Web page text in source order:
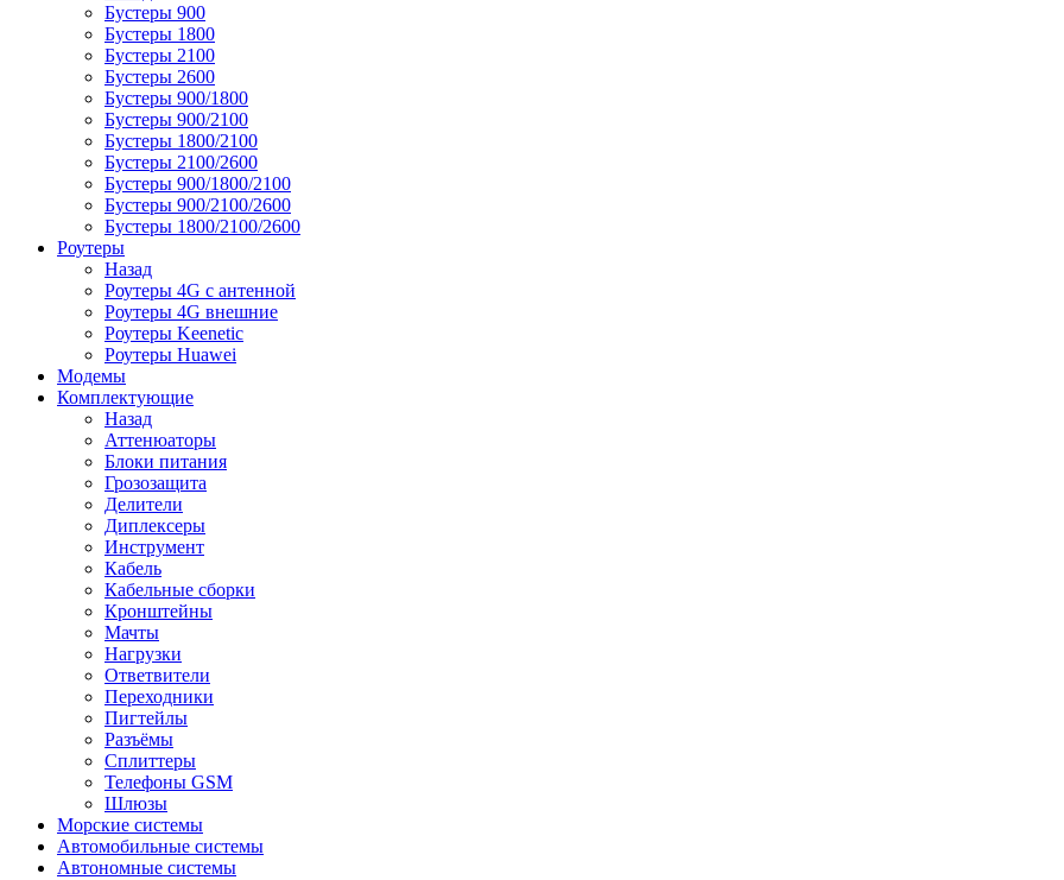
Бустеры 900
Бустеры 1800
Бустеры 2100
Бустеры 2600
Бустеры 900/1800
Бустеры 900/2100
Бустеры 1800/2100
Бустеры 2100/2600
Бустеры 900/1800/2100
Бустеры 900/2100/2600
Бустеры 1800/2100/2600
Роутеры
Назад
Роутеры 4G с антенной
Роутеры 4G внешние
Роутеры Keenetic
Роутеры Huawei
Модемы
Комплектующие
Назад
Аттенюаторы
Блоки питания
Грозозащита
Делители
Диплексеры
Инструмент
Кабель
Кабельные сборки
Кронштейны
Мачты
Нагрузки
Ответвители
Переходники
Пигтейлы
Разъёмы
Сплиттеры
Телефоны GSM
Шлюзы
Морские системы
Автомобильные системы
Автономные системы